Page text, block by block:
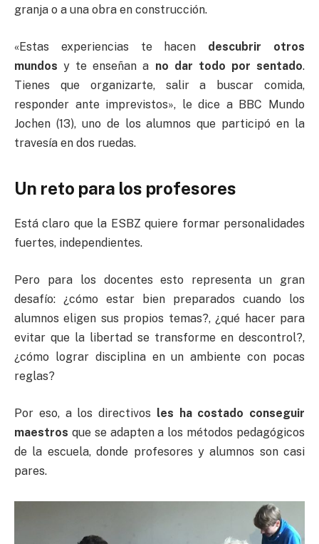
granja o a una obra en construcción.
«Estas experiencias te hacen descubrir otros
mundos y te enseñan a no dar todo por sentado.
Tienes que organizarte, salir a buscar comida,
responder ante imprevistos», le dice a BBC Mundo
Jochen (13), uno de los alumnos que participó en la
travesía en dos ruedas.
Un reto para los profesores
Está claro que la ESBZ quiere formar personalidades
fuertes, independientes.
Pero para los docentes esto representa un gran
desafío: ¿cómo estar bien preparados cuando los
alumnos eligen sus propios temas?, ¿qué hacer para
evitar que la libertad se transforme en descontrol?,
¿cómo lograr disciplina en un ambiente con pocas
reglas?
Por eso, a los directivos les ha costado conseguir
maestros que se adapten a los métodos pedagógicos
de la escuela, donde profesores y alumnos son casi
pares.